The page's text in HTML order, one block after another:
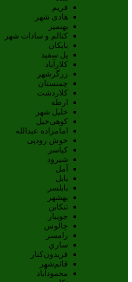
فریم
هادی شهر
بهنمیر
کتالم و سادات شهر
بابکان
پل سفید
کلارآباد
زرگرشهر
چمنستان
کلاردشت
ارطه
خلیل شهر
کوهی‌خیل
امامزاده عبدالله
خوش رودپی
کیاسر
شیرود
آمل
بابل
بابلسر
بهشهر
تنکابن
جويبار
چالوس
رامسر
ساري
فريدون‌کنار
قائم‌شهر
محمودآباد